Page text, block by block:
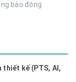
báo đóng
thiết kế (PTS, AI,